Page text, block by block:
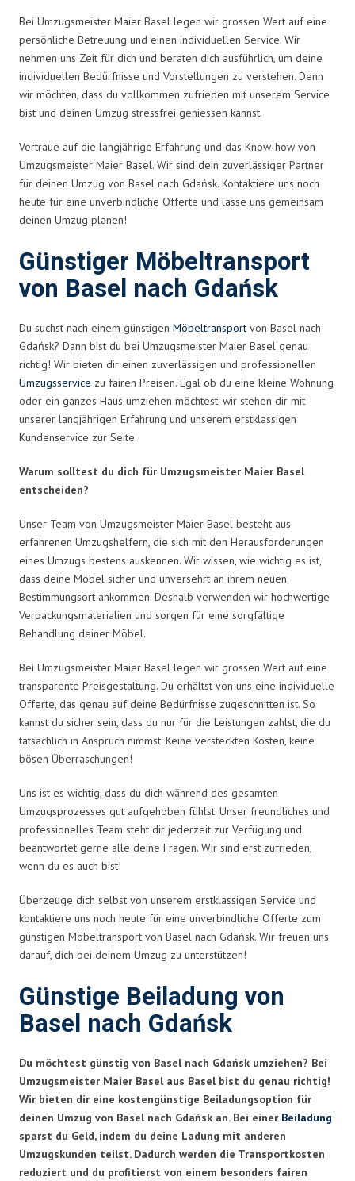
Bei Umzugsmeister Maier Basel legen wir grossen Wert auf eine
persönliche Betreuung und einen individuellen Service. Wir
nehmen uns Zeit für dich und beraten dich ausführlich, um deine
individuellen Bedürfnisse und Vorstellungen zu verstehen. Denn
wir möchten, dass du vollkommen zufrieden mit unserem Service
bist und deinen Umzug stressfrei geniessen kannst.
Vertraue auf die langjährige Erfahrung und das Know-how von
Umzugsmeister Maier Basel. Wir sind dein zuverlässiger Partner
für deinen Umzug von Basel nach Gdańsk. Kontaktiere uns noch
heute für eine unverbindliche Offerte und lasse uns gemeinsam
deinen Umzug planen!
Günstiger Möbeltransport
von Basel nach Gdańsk
Du suchst nach einem günstigen Möbeltransport von Basel nach
Gdańsk? Dann bist du bei Umzugsmeister Maier Basel genau
richtig! Wir bieten dir einen zuverlässigen und professionellen
Umzugsservice zu fairen Preisen. Egal ob du eine kleine Wohnung
oder ein ganzes Haus umziehen möchtest, wir stehen dir mit
unserer langjährigen Erfahrung und unserem erstklassigen
Kundenservice zur Seite.
Warum solltest du dich für Umzugsmeister Maier Basel
entscheiden?
Unser Team von Umzugsmeister Maier Basel besteht aus
erfahrenen Umzugshelfern, die sich mit den Herausforderungen
eines Umzugs bestens auskennen. Wir wissen, wie wichtig es ist,
dass deine Möbel sicher und unversehrt an ihrem neuen
Bestimmungsort ankommen. Deshalb verwenden wir hochwertige
Verpackungsmaterialien und sorgen für eine sorgfältige
Behandlung deiner Möbel.
Bei Umzugsmeister Maier Basel legen wir grossen Wert auf eine
transparente Preisgestaltung. Du erhältst von uns eine individuelle
Offerte, das genau auf deine Bedürfnisse zugeschnitten ist. So
kannst du sicher sein, dass du nur für die Leistungen zahlst, die du
tatsächlich in Anspruch nimmst. Keine versteckten Kosten, keine
bösen Überraschungen!
Uns ist es wichtig, dass du dich während des gesamten
Umzugsprozesses gut aufgehoben fühlst. Unser freundliches und
professionelles Team steht dir jederzeit zur Verfügung und
beantwortet gerne alle deine Fragen. Wir sind erst zufrieden,
wenn du es auch bist!
Überzeuge dich selbst von unserem erstklassigen Service und
kontaktiere uns noch heute für eine unverbindliche Offerte zum
günstigen Möbeltransport von Basel nach Gdańsk. Wir freuen uns
darauf, dich bei deinem Umzug zu unterstützen!
Günstige Beiladung von
Basel nach Gdańsk
Du möchtest günstig von Basel nach Gdańsk umziehen? Bei
Umzugsmeister Maier Basel aus Basel bist du genau richtig!
Wir bieten dir eine kostengünstige Beiladungsoption für
deinen Umzug von Basel nach Gdańsk an. Bei einer Beiladung
sparst du Geld, indem du deine Ladung mit anderen
Umzugskunden teilst. Dadurch werden die Transportkosten
reduziert und du profitierst von einem besonders fairen